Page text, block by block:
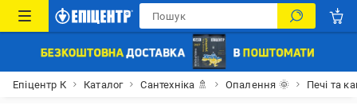
Епіцентр К Каталог Сантехніка 🚿 Опалення 🌞 Печі та